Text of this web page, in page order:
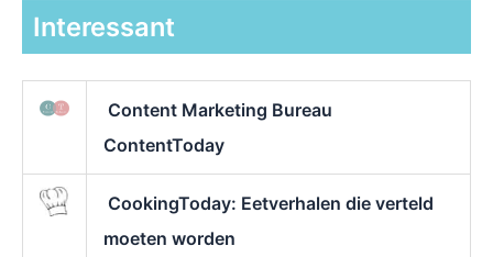
Interessant
Content Marketing Bureau
ContentToday
CookingToday: Eetverhalen die verteld
moeten worden